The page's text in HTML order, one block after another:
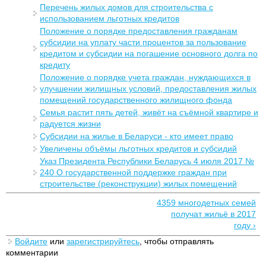
Перечень жилых домов для строительства с
использованием льготных кредитов
Положение о порядке предоставления гражданам
субсидии на уплату части процентов за пользование
кредитом и субсидии на погашение основного долга по
кредиту
Положение о порядке учета граждан, нуждающихся в
улучшении жилищных условий, предоставления жилых
помещений государственного жилищного фонда
Семья растит пять детей, живёт на съёмной квартире и
радуется жизни
Субсидии на жилье в Беларуси - кто имеет право
Увеличены объёмы льготных кредитов и субсидий
Указ Президента Республики Беларусь 4 июля 2017 №
240 О государственной поддержке граждан при
строительстве (реконструкции) жилых помещений
4359 многодетных семей
получат жильё в 2017
году ›
Войдите или зарегистрируйтесь , чтобы отправлять
комментарии